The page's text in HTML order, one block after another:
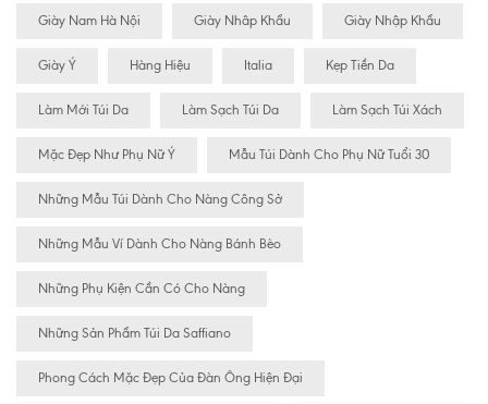
Giày Nam Hà Nội Giày Nhâp Khẩu Giày Nhập Khẩu
Giày Ý Hàng Hiệu Italia Kẹp Tiền Da
Làm Mới Túi Da Làm Sạch Túi Da Làm Sạch Túi Xách
Mặc Đẹp Như Phụ Nữ Ý Mẫu Túi Dành Cho Phụ Nữ Tuổi 30
Những Mẫu Túi Dành Cho Nàng Công Sở
Những Mẫu Ví Dành Cho Nàng Bánh Bèo
Những Phụ Kiện Cần Có Cho Nàng
Những Sản Phẩm Túi Da Saffiano
Phong Cách Mặc Đẹp Của Đàn Ông Hiện Đại